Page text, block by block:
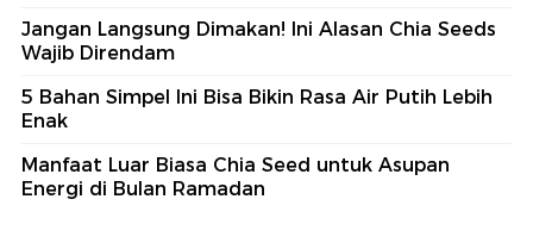
Jangan Langsung Dimakan! Ini Alasan Chia Seeds
Wajib Direndam
5 Bahan Simpel Ini Bisa Bikin Rasa Air Putih Lebih
Enak
Manfaat Luar Biasa Chia Seed untuk Asupan
Energi di Bulan Ramadan